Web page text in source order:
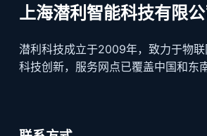
上海潜利智能科技有限公
潜利科技成立于2009年，致力于物
科技创新，服务网点已覆盖中国和东